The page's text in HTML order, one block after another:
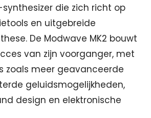
die zich richt op
en uitgebreide
De Modwave MK2 bouwt
van zijn voorganger, met
zoals meer geavanceerde
geluidsmogelijkheden,
design en elektronische